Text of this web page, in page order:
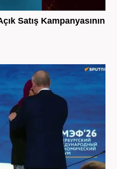
Satış Kampanyasının